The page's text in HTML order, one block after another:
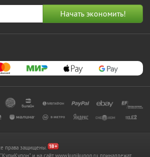
права защищены.
и на сайт www.kupikupon.ru принадлежат